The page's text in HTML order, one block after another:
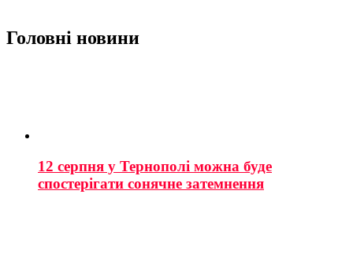
Головні новини
12 серпня у Тернополі можна буде
спостерігати сонячне затемнення